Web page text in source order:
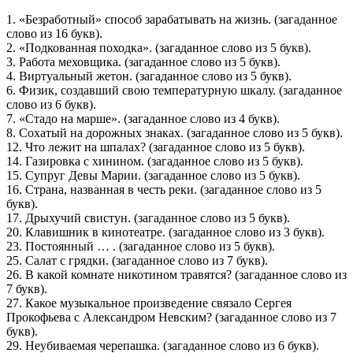
1. «Безработный» способ зарабатывать на жизнь. (загаданное
слово из 16 букв).
2. «Подкованная походка». (загаданное слово из 5 букв).
3. Работа меховщика. (загаданное слово из 5 букв).
4. Виртуальный жетон. (загаданное слово из 5 букв).
6. Физик, создавший свою температурную шкалу. (загаданное
слово из 6 букв).
7. «Стадо на марше». (загаданное слово из 4 букв).
8. Сохатый на дорожных знаках. (загаданное слово из 5 букв).
12. Что лежит на шпалах? (загаданное слово из 5 букв).
14. Газировка с хинином. (загаданное слово из 5 букв).
15. Супруг Девы Марии. (загаданное слово из 5 букв).
16. Страна, названная в честь реки. (загаданное слово из 5
букв).
17. Дрыхучий свистун. (загаданное слово из 5 букв).
20. Клавишник в кинотеатре. (загаданное слово из 3 букв).
23. Постоянный … . (загаданное слово из 5 букв).
25. Салат с грядки. (загаданное слово из 7 букв).
26. В какой комнате никотином травятся? (загаданное слово из
7 букв).
27. Какое музыкальное произведение связало Сергея
Прокофьева с Александром Невским? (загаданное слово из 7
букв).
29. Неубиваемая черепашка. (загаданное слово из 6 букв).